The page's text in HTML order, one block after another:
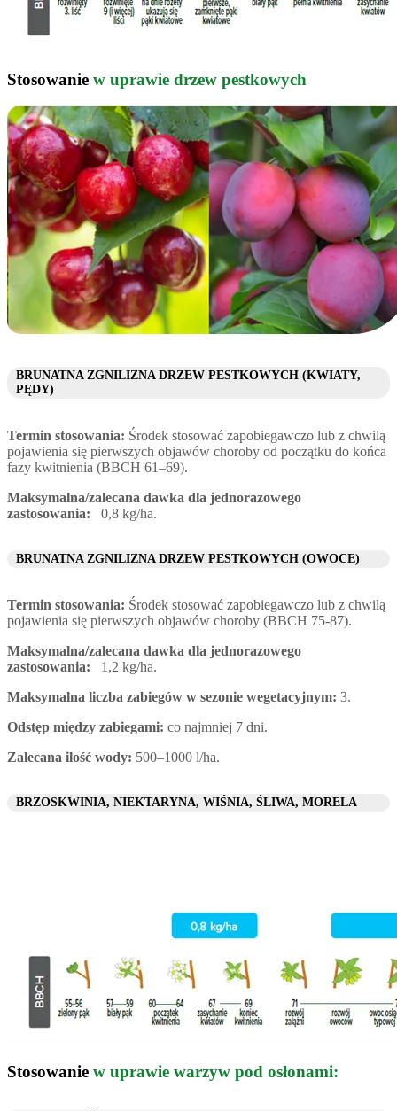
Stosowanie w uprawie drzew pestkowych
BRUNATNA ZGNILIZNA DRZEW PESTKOWYCH (KWIATY,
PĘDY)
Termin stosowania: Środek stosować zapobiegawczo lub z chwilą
pojawienia się pierwszych objawów choroby od początku do końca
fazy kwitnienia (BBCH 61–69).
Maksymalna/zalecana dawka dla jednorazowego
zastosowania: 0,8 kg/ha.
BRUNATNA ZGNILIZNA DRZEW PESTKOWYCH (OWOCE)
Termin stosowania: Środek stosować zapobiegawczo lub z chwilą
pojawienia się pierwszych objawów choroby (BBCH 75-87).
Maksymalna/zalecana dawka dla jednorazowego
zastosowania: 1,2 kg/ha.
Maksymalna liczba zabiegów w sezonie wegetacyjnym: 3.
Odstęp między zabiegami: co najmniej 7 dni.
Zalecana ilość wody: 500–1000 l/ha.
BRZOSKWINIA, NIEKTARYNA, WIŚNIA, ŚLIWA, MORELA
Stosowanie w uprawie warzyw pod osłonami: